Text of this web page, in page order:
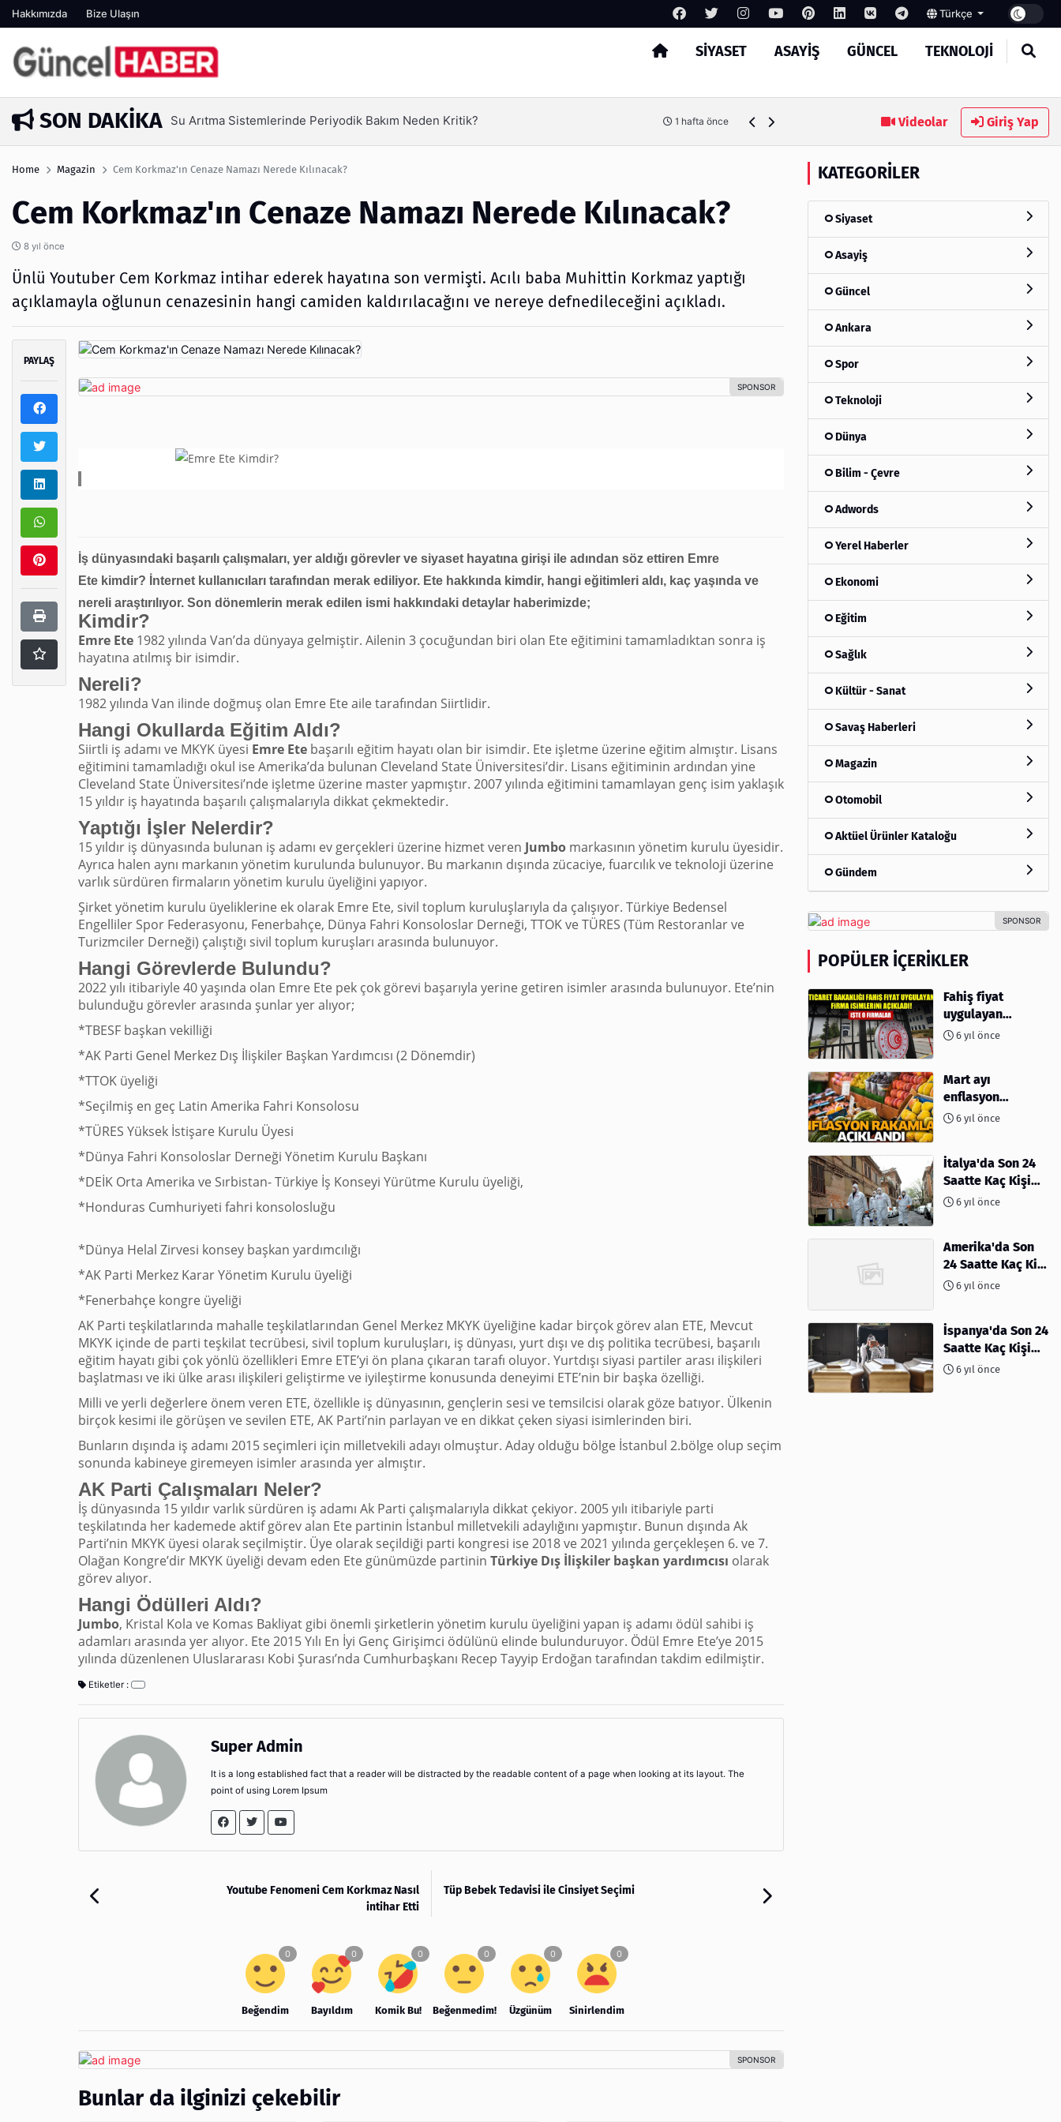
Hakkımızda Bize Ulaşın Türkçe
SIYASET ASAYIŞ GÜNCEL TEKNOLOJI
Arama
SON DAKIKA
1 hafta önce Ambalaj Süreçlerinde Yeni Nesil Verimliliği Olimpack ile Yakalayın 3 hafta önce MASROKİT Eğitim Kitleri ile Elektronik Öğrenmek Artık
Videolar Giriş Yap
Home Magazin Cem Korkmaz'ın Cenaze Namazı Nerede Kılınacak?
Cem Korkmaz'ın Cenaze Namazı Nerede Kılınacak?
8 yıl önce
Ünlü Youtuber Cem Korkmaz intihar ederek hayatına son vermişti. Acılı baba Muhittin Korkmaz yaptığı
açıklamayla oğlunun cenazesinin hangi camiden kaldırılacağını ve nereye defnedileceğini açıkladı.
PAYLAŞ
İş dünyasındaki başarılı çalışmaları, yer aldığı görevler ve siyaset hayatına girişi ile adından söz ettiren Emre
Ete kimdir? İnternet kullanıcıları tarafından merak ediliyor. Ete hakkında kimdir, hangi eğitimleri aldı, kaç yaşında ve
nereli araştırılıyor. Son dönemlerin merak edilen ismi hakkındaki detaylar haberimizde;
Kimdir?
Emre Ete 1982 yılında Van’da dünyaya gelmiştir. Ailenin 3 çocuğundan biri olan Ete eğitimini tamamladıktan sonra iş
hayatına atılmış bir isimdir.
Nereli?
1982 yılında Van ilinde doğmuş olan Emre Ete aile tarafından Siirtlidir.
Hangi Okullarda Eğitim Aldı?
Siirtli iş adamı ve MKYK üyesi Emre Ete başarılı eğitim hayatı olan bir isimdir. Ete işletme üzerine eğitim almıştır. Lisans
eğitimini tamamladığı okul ise Amerika’da bulunan Cleveland State Üniversitesi’dir. Lisans eğitiminin ardından yine
Cleveland State Üniversitesi’nde işletme üzerine master yapmıştır. 2007 yılında eğitimini tamamlayan genç isim yaklaşık
15 yıldır iş hayatında başarılı çalışmalarıyla dikkat çekmektedir.
Yaptığı İşler Nelerdir?
15 yıldır iş dünyasında bulunan iş adamı ev gerçekleri üzerine hizmet veren Jumbo markasının yönetim kurulu üyesidir.
Ayrıca halen aynı markanın yönetim kurulunda bulunuyor. Bu markanın dışında zücaciye, fuarcılık ve teknoloji üzerine
varlık sürdüren firmaların yönetim kurulu üyeliğini yapıyor.
Şirket yönetim kurulu üyeliklerine ek olarak Emre Ete, sivil toplum kuruluşlarıyla da çalışıyor. Türkiye Bedensel
Engelliler Spor Federasyonu, Fenerbahçe, Dünya Fahri Konsoloslar Derneği, TTOK ve TÜRES (Tüm Restoranlar ve
Turizmciler Derneği) çalıştığı sivil toplum kuruşları arasında bulunuyor.
Hangi Görevlerde Bulundu?
2022 yılı itibariyle 40 yaşında olan Emre Ete pek çok görevi başarıyla yerine getiren isimler arasında bulunuyor. Ete’nin
bulunduğu görevler arasında şunlar yer alıyor;
*TBESF başkan vekilliği
*AK Parti Genel Merkez Dış İlişkiler Başkan Yardımcısı (2 Dönemdir)
*TTOK üyeliği
*Seçilmiş en geç Latin Amerika Fahri Konsolosu
*TÜRES Yüksek İstişare Kurulu Üyesi
*Dünya Fahri Konsoloslar Derneği Yönetim Kurulu Başkanı
*DEİK Orta Amerika ve Sırbistan- Türkiye İş Konseyi Yürütme Kurulu üyeliği,
*Honduras Cumhuriyeti fahri konsolosluğu
*Dünya Helal Zirvesi konsey başkan yardımcılığı
*AK Parti Merkez Karar Yönetim Kurulu üyeliği
*Fenerbahçe kongre üyeliği
AK Parti teşkilatlarında mahalle teşkilatlarından Genel Merkez MKYK üyeliğine kadar birçok görev alan ETE, Mevcut
MKYK içinde de parti teşkilat tecrübesi, sivil toplum kuruluşları, iş dünyası, yurt dışı ve dış politika tecrübesi, başarılı
eğitim hayatı gibi çok yönlü özellikleri Emre ETE’yi ön plana çıkaran tarafı oluyor. Yurtdışı siyasi partiler arası ilişkileri
başlatması ve iki ülke arası ilişkileri geliştirme ve iyileştirme konusunda deneyimi ETE’nin bir başka özelliği.
Milli ve yerli değerlere önem veren ETE, özellikle iş dünyasının, gençlerin sesi ve temsilcisi olarak göze batıyor. Ülkenin
birçok kesimi ile görüşen ve sevilen ETE, AK Parti’nin parlayan ve en dikkat çeken siyasi isimlerinden biri.
Bunların dışında iş adamı 2015 seçimleri için milletvekili adayı olmuştur. Aday olduğu bölge İstanbul 2.bölge olup seçim
sonunda kabineye giremeyen isimler arasında yer almıştır.
AK Parti Çalışmaları Neler?
İş dünyasında 15 yıldır varlık sürdüren iş adamı Ak Parti çalışmalarıyla dikkat çekiyor. 2005 yılı itibariyle parti
teşkilatında her kademede aktif görev alan Ete partinin İstanbul milletvekili adaylığını yapmıştır. Bunun dışında Ak
Parti’nin MKYK üyesi olarak seçilmiştir. Üye olarak seçildiği parti kongresi ise 2018 ve 2021 yılında gerçekleşen 6. ve 7.
Olağan Kongre’dir MKYK üyeliği devam eden Ete günümüzde partinin Türkiye Dış İlişkiler başkan yardımcısı olarak
görev alıyor.
Hangi Ödülleri Aldı?
Jumbo, Kristal Kola ve Komas Bakliyat gibi önemli şirketlerin yönetim kurulu üyeliğini yapan iş adamı ödül sahibi iş
adamları arasında yer alıyor. Ete 2015 Yılı En İyi Genç Girişimci ödülünü elinde bulunduruyor. Ödül Emre Ete’ye 2015
yılında düzenlenen Uluslararası Kobi Şurası’nda Cumhurbaşkanı Recep Tayyip Erdoğan tarafından takdim edilmiştir.
Etiketler :
Super Admin
It is a long established fact that a reader will be distracted by the readable content of a page when looking at its layout. The
point of using Lorem Ipsum
Youtube Fenomeni Cem Korkmaz Nasıl
intihar Etti
Tüp Bebek Tedavisi ile Cinsiyet Seçimi
Beğendim Bayıldım Komik Bu! Beğenmedim! Üzgünüm Sinirlendim
Bunlar da ilginizi çekebilir
KATEGORILER
Siyaset
Asayiş
Güncel
Ankara
Spor
Teknoloji
Dünya
Bilim - Çevre
Adwords
Yerel Haberler
Ekonomi
Eğitim
Sağlık
Kültür - Sanat
Savaş Haberleri
Magazin
Otomobil
Aktüel Ürünler Kataloğu
Gündem
POPÜLER İÇERIKLER
Fahiş fiyat
uygulayan
firmalar açıklandı
6 yıl önce
Mart ayı
enflasyon
rakamları
6 yıl önce
İtalya'da Son 24
Saatte Kaç Kişi
Öldü6 yıl önce
Amerika'da Son
24 Saatte Kaç Kişi
Öldü - 06 Nisan
6 yıl önce
İspanya'da Son 24
Saatte Kaç Kişi
Öldü6 yıl önce